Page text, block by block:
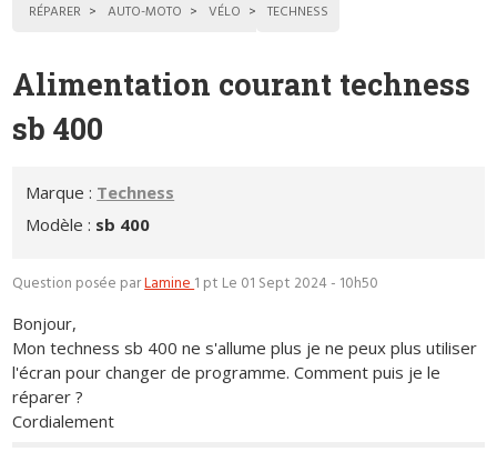
RÉPARER AUTO-MOTO VÉLO TECHNESS
Alimentation courant techness
sb 400
Marque : Techness
Modèle : sb 400
Question posée parLamine1 pt Le 01 Sept 2024 - 10h50
Bonjour,
Mon techness sb 400 ne s'allume plus je ne peux plus utiliser
l'écran pour changer de programme. Comment puis je le
réparer ?
Cordialement